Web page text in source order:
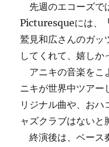
先週のエコーズで
Picturesqueには、
鷲見和広さんのガッ
してくれて、嬉しか
アニキの音楽をこ
ニキが世界中ツアー
リジナル曲や、おハ
ャズクラブはないと
終演後は、ベース